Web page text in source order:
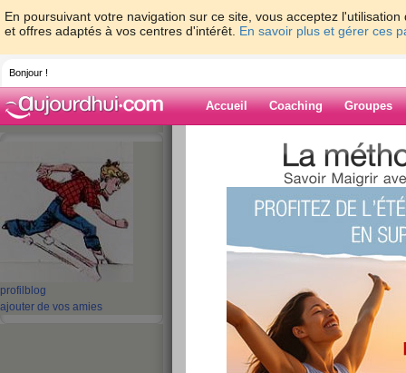
En poursuivant votre navigation sur ce site, vous acceptez
et offres adaptés à vos centres d'intérêt. En savoir plus et gérer ces
Bonjour !
Accueil Coaching Groupes
profil blog
ajouter de vos amies
> > J42 ZEN
Blog de
J42 ZEN DUR
Bonjour
Dur ce matin .... épaule et main